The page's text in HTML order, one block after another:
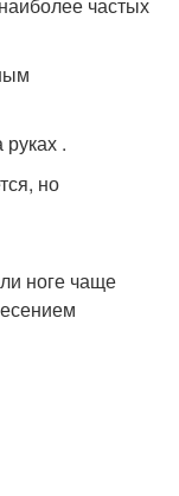
.
но
ноге чаще